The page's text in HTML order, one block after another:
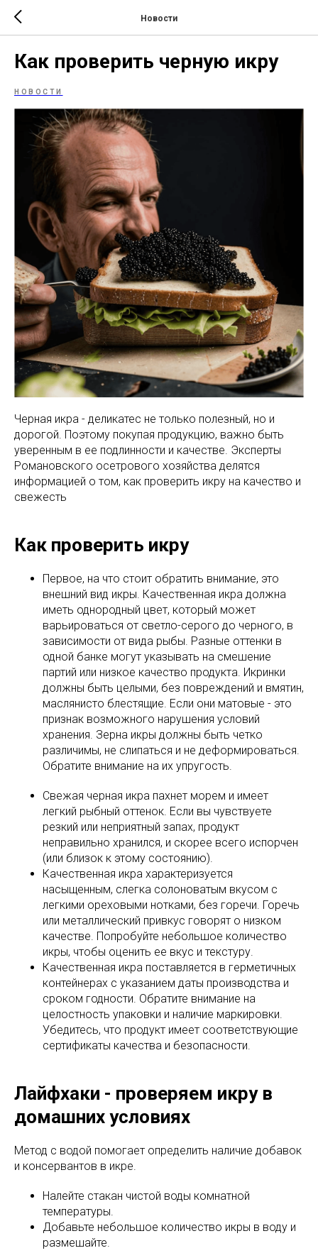
Новости
Как проверить черную икру
НОВОСТИ
Черная икра - деликатес не только полезный, но и
дорогой. Поэтому покупая продукцию, важно быть
уверенным в ее подлинности и качестве. Эксперты
Романовского осетрового хозяйства делятся
информацией о том, как проверить икру на качество и
свежесть
Как проверить икру
Первое, на что стоит обратить внимание, это
внешний вид икры. Качественная икра должна
иметь однородный цвет, который может
варьироваться от светло-серого до черного, в
зависимости от вида рыбы. Разные оттенки в
одной банке могут указывать на смешение
партий или низкое качество продукта. Икринки
должны быть целыми, без повреждений и вмятин,
маслянисто блестящие. Если они матовые - это
признак возможного нарушения условий
хранения. Зерна икры должны быть четко
различимы, не слипаться и не деформироваться.
Обратите внимание на их упругость.
Свежая черная икра пахнет морем и имеет
легкий рыбный оттенок. Если вы чувствуете
резкий или неприятный запах, продукт
неправильно хранился, и скорее всего испорчен
(или близок к этому состоянию).
Качественная икра характеризуется
насыщенным, слегка солоноватым вкусом с
легкими ореховыми нотками, без горечи. Горечь
или металлический привкус говорят о низком
качестве. Попробуйте небольшое количество
икры, чтобы оценить ее вкус и текстуру.
Качественная икра поставляется в герметичных
контейнерах с указанием даты производства и
сроком годности. Обратите внимание на
целостность упаковки и наличие маркировки.
Убедитесь, что продукт имеет соответствующие
сертификаты качества и безопасности.
Лайфхаки - проверяем икру в
домашних условиях
Метод с водой помогает определить наличие добавок
и консервантов в икре.
Налейте стакан чистой воды комнатной
температуры.
Добавьте небольшое количество икры в воду и
размешайте.